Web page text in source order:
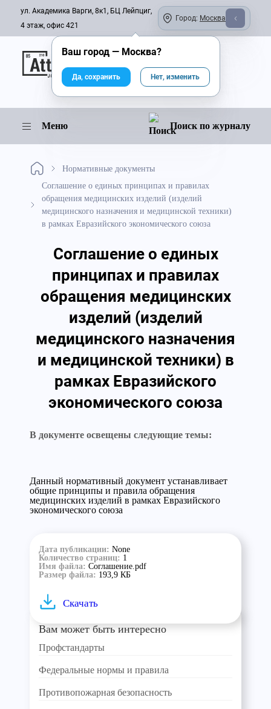
ул. Академика Варги, 8к1, БЦ Лейпциг,
4 этаж, офис 421
Город: Москва
Онлайн-журнал
Меню Поиск по журналу
Нормативные документы
Соглашение о единых принципах и правилах
обращения медицинских изделий (изделий
медицинского назначения и медицинской техники)
в рамках Евразийского экономического союза
Соглашение о единых
принципах и правилах
обращения медицинских
изделий (изделий
медицинского назначения
и медицинской техники) в
рамках Евразийского
экономического союза
В документе освещены следующие темы:
Данный нормативный документ устанавливает
общие принципы и правила обращения
медицинских изделий в рамках Евразийского
экономического союза
Дата публикации: None
Количество страниц: 1
Имя файла: Соглашение.pdf
Размер файла: 193,9 КБ
Скачать
Вам может быть интересно
Профстандарты
Федеральные нормы и правила
Противопожарная безопасность
Ваш город — Москва?
Да, сохранить Нет, изменить